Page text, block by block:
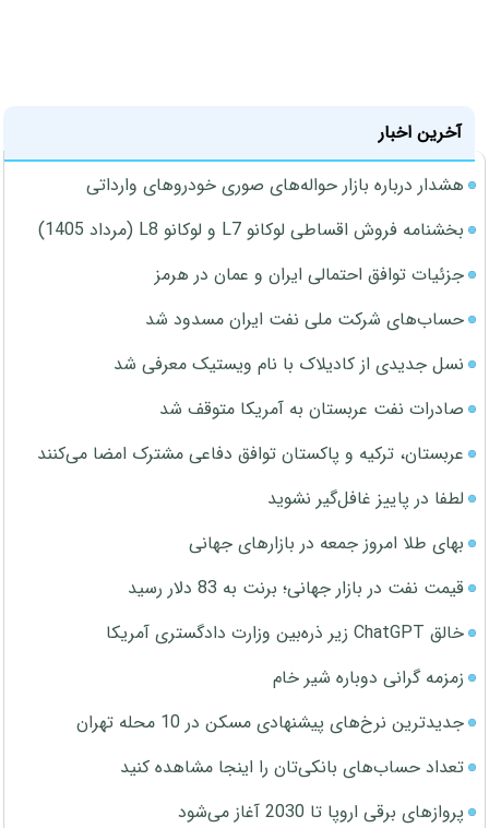
آخرین اخبار
هشدار درباره بازار حواله‌های صوری خودروهای وارداتی
بخشنامه فروش اقساطی لوکانو L7 و لوکانو L8 (مرداد 1405)
جزئیات توافق احتمالی ایران و عمان در هرمز
حساب‌های شرکت ملی نفت ایران مسدود شد
نسل جدیدی از کادیلاک با نام ویستیک معرفی شد
صادرات نفت عربستان به آمریکا متوقف شد
عربستان، ترکیه و پاکستان توافق دفاعی مشترک امضا می‌کنند
لطفا در پاییز غافل‌گیر نشوید
بهای طلا امروز جمعه در بازارهای جهانی
قیمت نفت در بازار جهانی؛ برنت به 83 دلار رسید
خالق ChatGPT زیر ذره‌بین وزارت دادگستری آمریکا
زمزمه گرانی دوباره شیر خام
جدیدترین نرخ‌های پیشنهادی مسکن در 10 محله تهران
تعداد حساب‌های بانکی‌تان را اینجا مشاهده کنید
پروازهای برقی اروپا تا 2030 آغاز می‌شود